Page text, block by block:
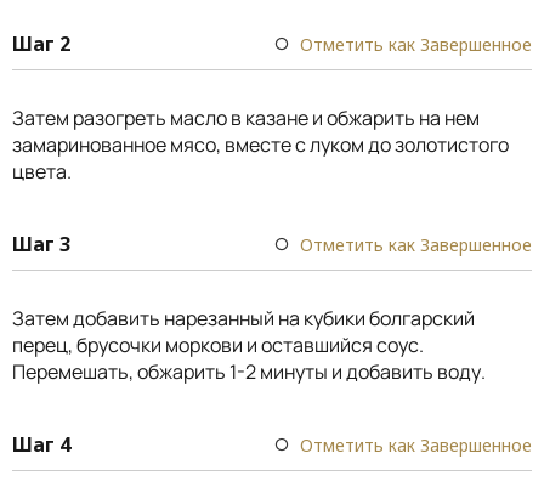
Шаг 2 Отметить как Завершенное
Затем разогреть масло в казане и обжарить на нем
замаринованное мясо, вместе с луком до золотистого
цвета.
Шаг 3 Отметить как Завершенное
Затем добавить нарезанный на кубики болгарский
перец, брусочки моркови и оставшийся соус.
Перемешать, обжарить 1-2 минуты и добавить воду.
Шаг 4 Отметить как Завершенное